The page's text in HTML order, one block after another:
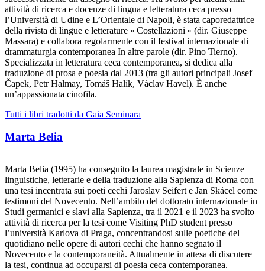
attività di ricerca e docenze di lingua e letteratura ceca presso
l’Università di Udine e L’Orientale di Napoli, è stata caporedattrice
della rivista di lingue e letterature « Costellazioni » (dir. Giuseppe
Massara) e collabora regolarmente con il festival internazionale di
drammaturgia contemporanea In altre parole (dir. Pino Tierno).
Specializzata in letteratura ceca contemporanea, si dedica alla
traduzione di prosa e poesia dal 2013 (tra gli autori principali Josef
Čapek, Petr Halmay, Tomáš Halík, Václav Havel). È anche
un’appassionata cinofila.
Tutti i libri tradotti da Gaia Seminara
Marta Belia
Marta Belia (1995) ha conseguito la laurea magistrale in Scienze
linguistiche, letterarie e della traduzione alla Sapienza di Roma con
una tesi incentrata sui poeti cechi Jaroslav Seifert e Jan Skácel come
testimoni del Novecento. Nell’ambito del dottorato internazionale in
Studi germanici e slavi alla Sapienza, tra il 2021 e il 2023 ha svolto
attività di ricerca per la tesi come Visiting PhD student presso
l’università Karlova di Praga, concentrandosi sulle poetiche del
quotidiano nelle opere di autori cechi che hanno segnato il
Novecento e la contemporaneità. Attualmente in attesa di discutere
la tesi, continua ad occuparsi di poesia ceca contemporanea.